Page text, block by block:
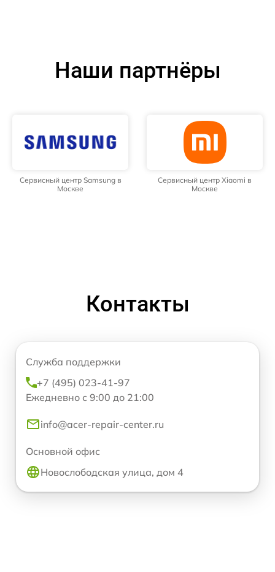
Наши партнёры
Сервисный центр Samsung в
Москве
Сервисный центр Xiaomi в
Москве
Контакты
Служба поддержки
+7 (495) 023-41-97
Ежедневно с 9:00 до 21:00
info@acer-repair-center.ru
Основной офис
Новослободская улица, дом 4